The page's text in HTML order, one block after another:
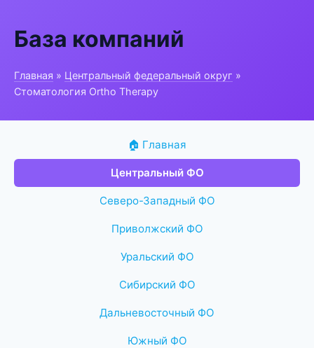
База компаний
Главная » Центральный федеральный округ »
Стоматология Ortho Therapy
🏠 Главная
Центральный ФО
Северо-Западный ФО
Приволжский ФО
Уральский ФО
Сибирский ФО
Дальневосточный ФО
Южный ФО